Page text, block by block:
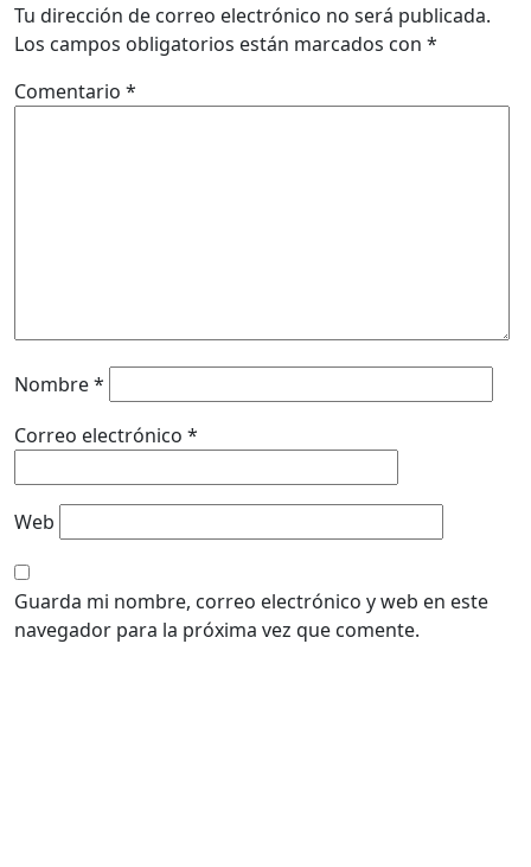
Tu dirección de correo electrónico no será publicada.
Los campos obligatorios están marcados con *
Comentario *
Nombre*
Correo electrónico *
Web
Guarda mi nombre, correo electrónico y web en este
navegador para la próxima vez que comente.